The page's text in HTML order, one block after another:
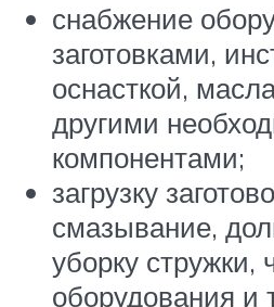
снабжение
заготовками,
оснасткой,
другими
компонентами;
загрузку
смазывание,
уборку стружки,
оборудования и